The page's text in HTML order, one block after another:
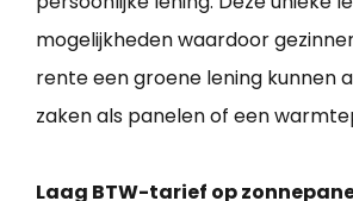
mogelijkheden waardoor
rente een groene lening kunnen
zaken als panelen of een
Laag BTW-tarief op